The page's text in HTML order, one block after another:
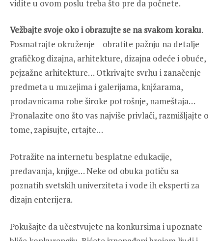
vidite u ovom poslu treba što pre da počnete.
Vežbajte svoje oko i obrazujte se na svakom koraku.
Posmatrajte okruženje – obratite pažnju na detalje
grafičkog dizajna, arhitekture, dizajna odeće i obuće,
pejzažne arhitekture… Otkrivajte svrhu i zanačenje
predmeta u muzejima i galerijama, knjžarama,
prodavnicama robe široke potrošnje, nameštaja…
Pronalazite ono što vas najviše privlači, razmišljajte o
tome, zapisujte, crtajte…
Potražite na internetu besplatne edukacije,
predavanja, knjige… Neke od obuka potiču sa
poznatih svetskih univerziteta i vode ih eksperti za
dizajn enterijera.
Pokušajte da učestvujete na konkursima i upoznate